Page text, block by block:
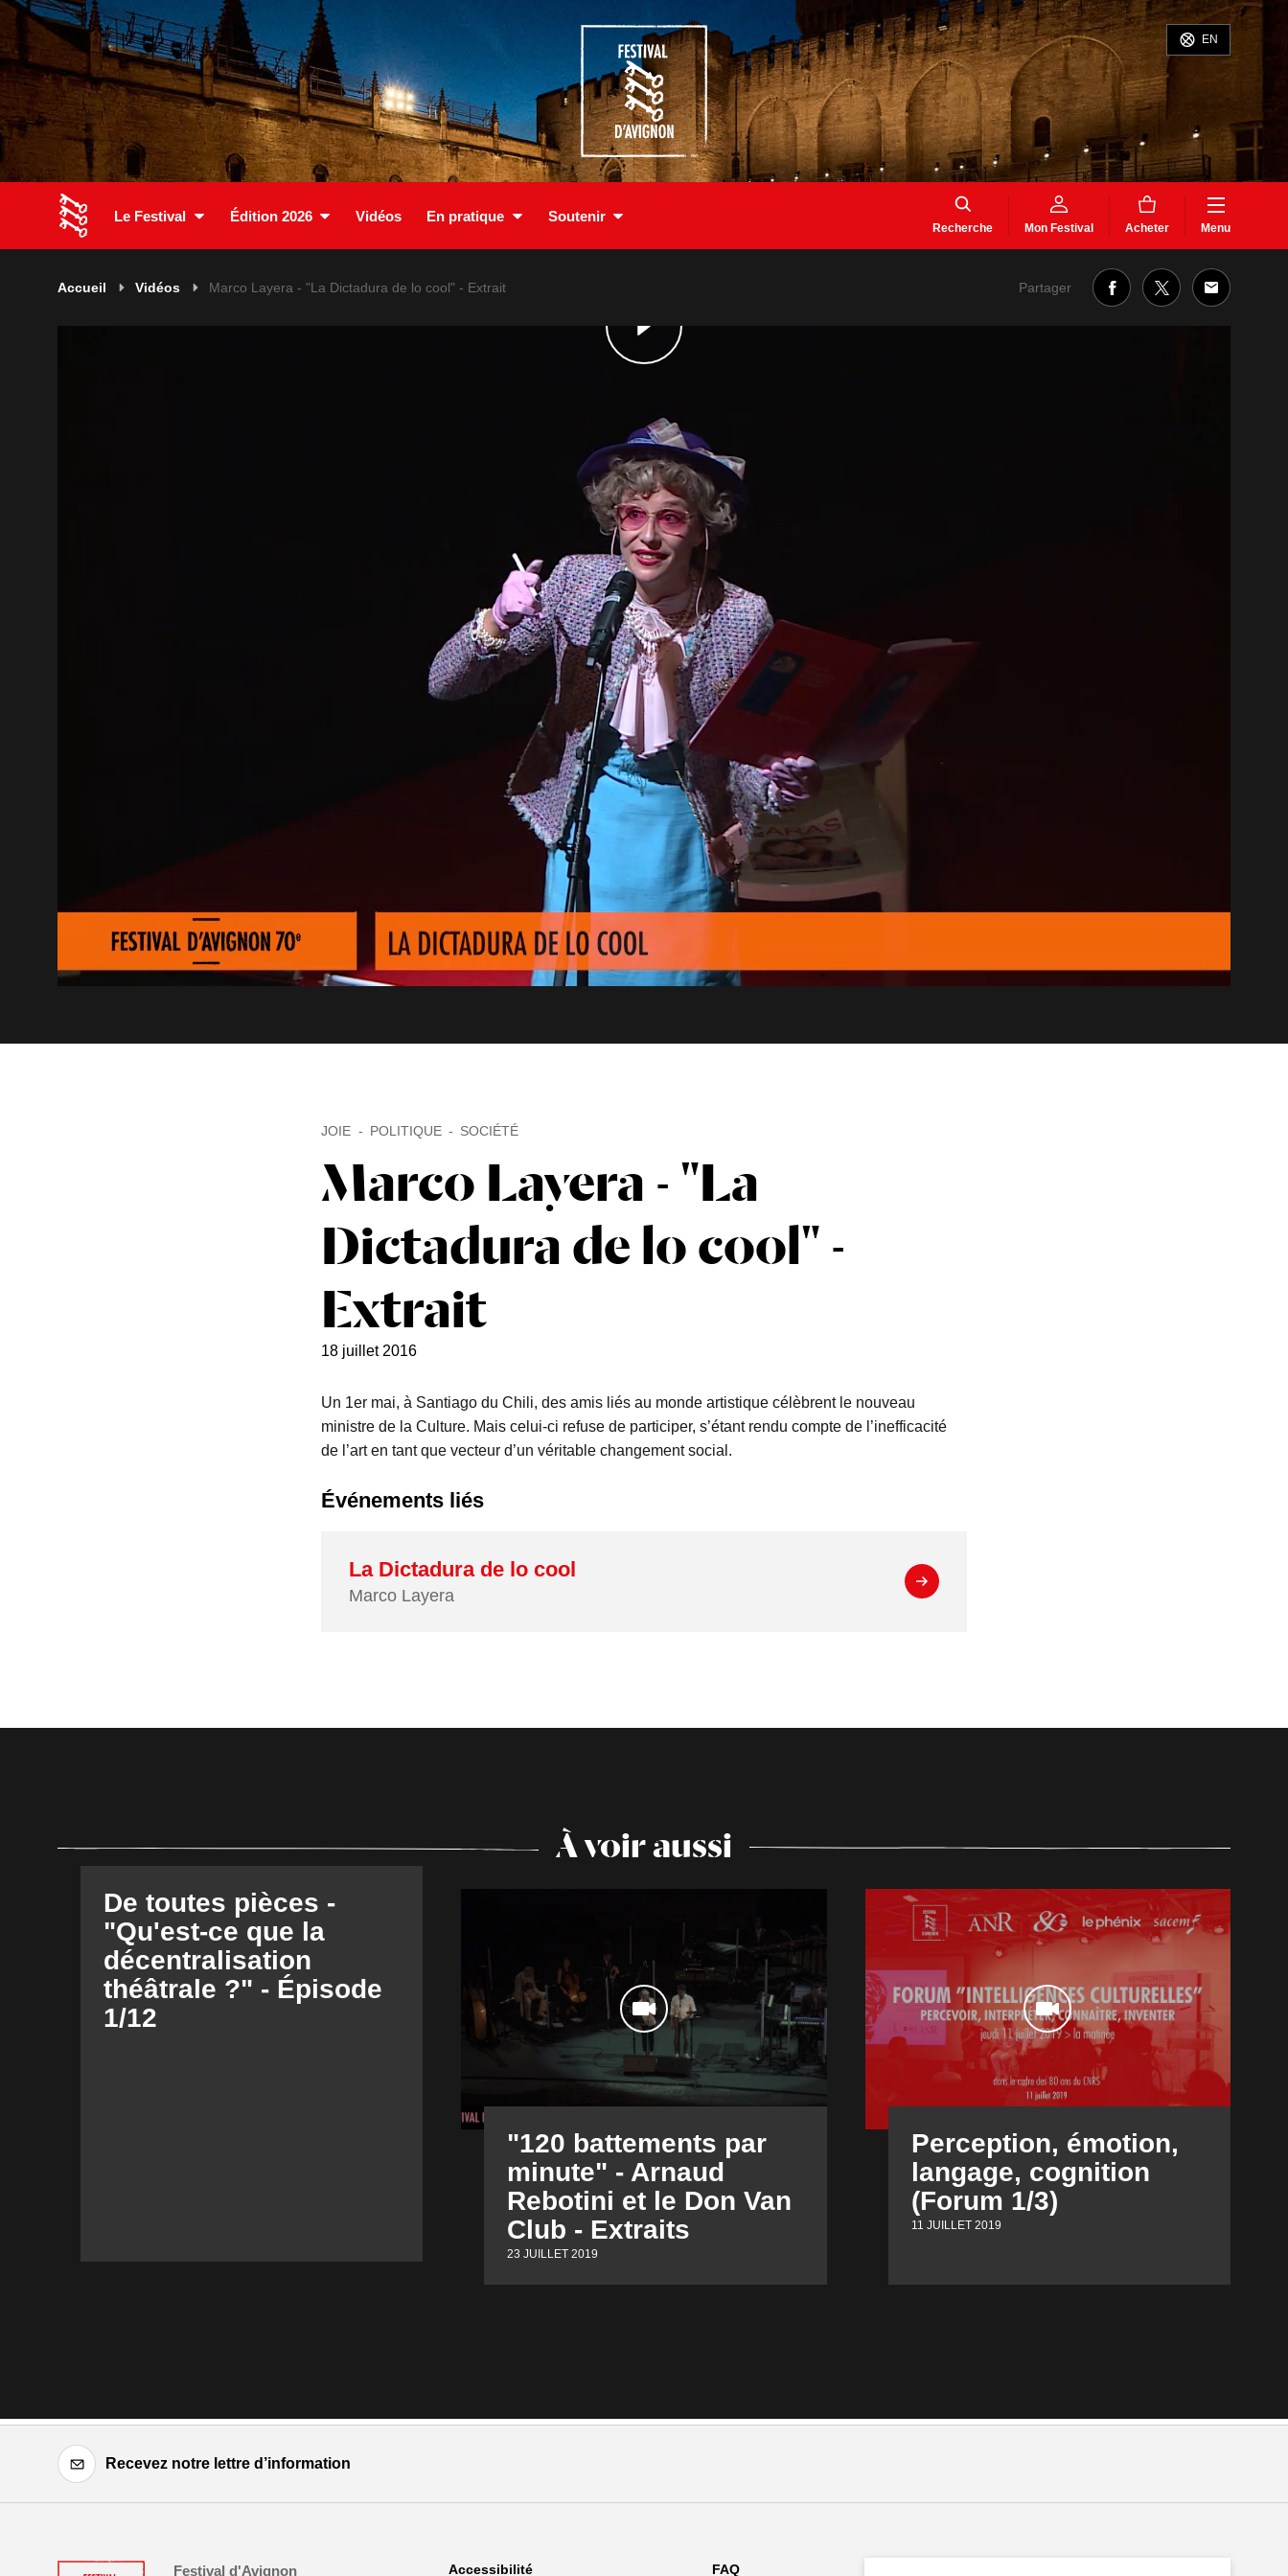
EN
Le Festival Édition 2026 Vidéos En pratique Soutenir
Recherche Mon Festival Acheter Menu
Accueil Vidéos Marco Layera - "La Dictadura de lo cool" - Extrait Partager
Marco Layera - "La
Dictadura de lo cool" -
Extrait
18 juillet 2016
JOIE POLITIQUE SOCIÉTÉ
Un 1er mai, à Santiago du Chili, des amis liés au monde artistique célèbrent le nouveau
ministre de la Culture. Mais celui-ci refuse de participer, s’étant rendu compte de l’inefficacité
de l’art en tant que vecteur d’un véritable changement social.
Événements liés
La Dictadura de lo cool
Marco Layera
À voir aussi
De toutes pièces -
"Qu'est-ce que la
décentralisation
théâtrale ?" - Épisode
1/12
"120 battements par
minute" - Arnaud
Rebotini et le Don Van
Club - Extraits
23 JUILLET 2019
Perception, émotion,
langage, cognition
(Forum 1/3)
11 JUILLET 2019
Recevez notre lettre d’information
Festival d'Avignon Accessibilité FAQ